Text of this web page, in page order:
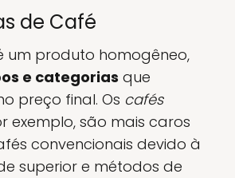
de Café
um produto homogêneo,
e categorias que
preço final. Os cafés
exemplo, são mais caros
convencionais devido à
superior e métodos de